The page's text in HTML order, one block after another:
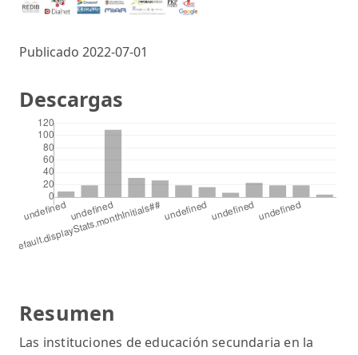
Publicado 2022-07-01
Resumen
Las instituciones de educación secundaria en la
Descargas